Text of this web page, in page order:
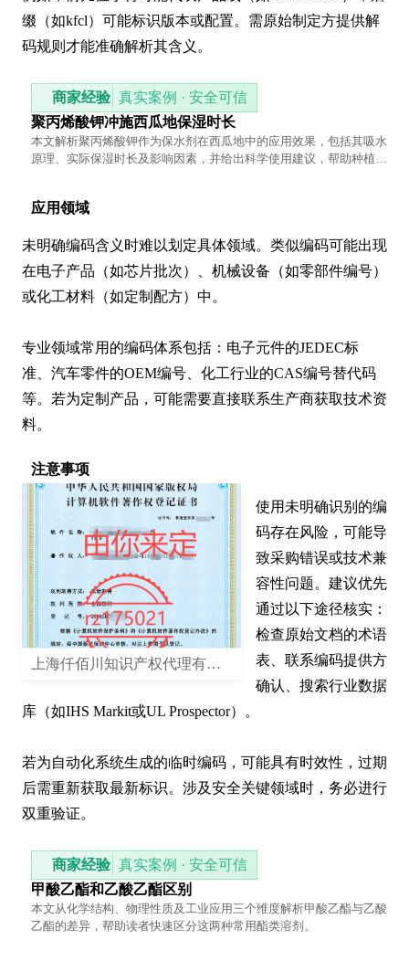
缀（如kfcl）可能标识版本或配置。需原始制定方提供解
码规则才能准确解析其含义。
商家经验 真实案例 · 安全可信
聚丙烯酸钾冲施西瓜地保湿时长
本文解析聚丙烯酸钾作为保水剂在西瓜地中的应用效果，包括其吸水
原理、实际保湿时长及影响因素，并给出科学使用建议，帮助种植者
应用领域
未明确编码含义时难以划定具体领域。类似编码可能出现
在电子产品（如芯片批次）、机械设备（如零部件编号）
或化工材料（如定制配方）中。
专业领域常用的编码体系包括：电子元件的JEDEC标
准、汽车零件的OEM编号、化工行业的CAS编号替代码
等。若为定制产品，可能需要直接联系生产商获取技术资
料。
注意事项
上海仟佰川知识产权代理有限公司
使用未明确识别的编
码存在风险，可能导
致采购错误或技术兼
容性问题。建议优先
通过以下途径核实：
检查原始文档的术语
表、联系编码提供方
确认、搜索行业数据
库（如IHS Markit或UL Prospector）。
若为自动化系统生成的临时编码，可能具有时效性，过期
后需重新获取最新标识。涉及安全关键领域时，务必进行
双重验证。
商家经验 真实案例 · 安全可信
甲酸乙酯和乙酸乙酯区别
本文从化学结构、物理性质及工业应用三个维度解析甲酸乙酯与乙酸
乙酯的差异，帮助读者快速区分这两种常用酯类溶剂。